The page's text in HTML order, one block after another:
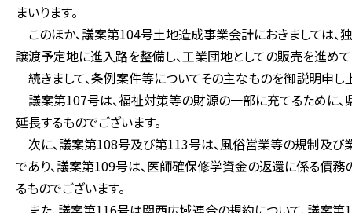
まいります。
このほか、議案第104号土地造成事業会計におきましては
譲渡予定地に進入路を整備し、工業団地としての販売を進めて
続きまして、条例案件等についてその主なものを御説明申し
議案第107号は、福祉対策等の財源の一部に充てるために
延長するものでございます。
次に、議案第108号及び第113号は、風俗営業等の規制及
であり、議案第109号は、医師確保修学資金の返還に係る債
るものでございます。